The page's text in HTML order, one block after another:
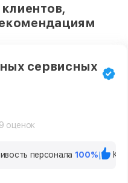
сервисных
оценок
персонала 100%